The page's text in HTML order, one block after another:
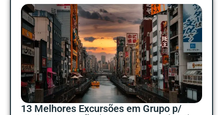
13 Melhores Excursões em Grupo p/